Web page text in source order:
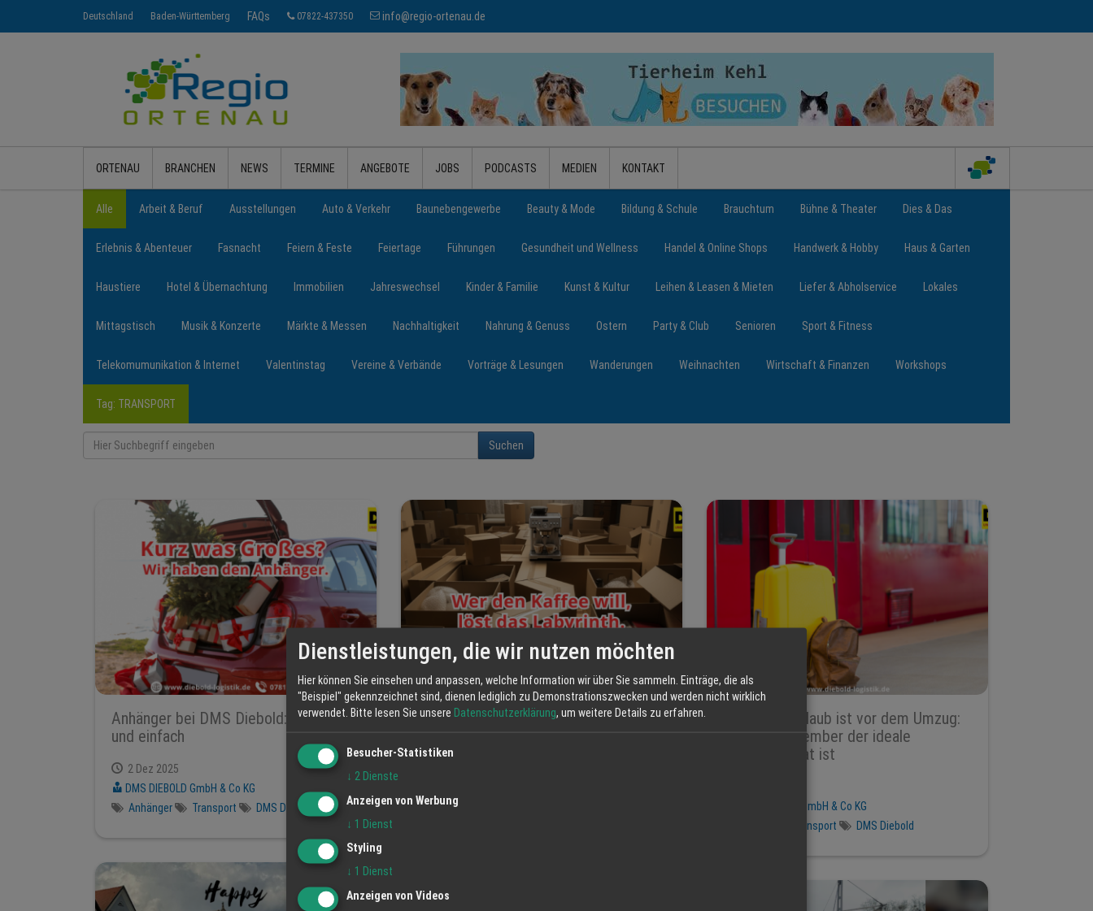
Deutschland Baden-Württemberg FAQs 07822-437350 info@regio-ortenau.de
ORTENAU BRANCHEN NEWS TERMINE ANGEBOTE JOBS PODCASTS MEDIEN KONTAKT
Alle Arbeit & Beruf Ausstellungen Auto & Verkehr Baunebengewerbe Beauty & Mode Bildung & Schule Brauchtum Bühne & Theater Dies & Das
Erlebnis & Abenteuer Fasnacht Feiern & Feste Feiertage Führungen Gesundheit und Wellness Handel & Online Shops Handwerk & Hobby Haus & Garten
Haustiere Hotel & Übernachtung Immobilien Jahreswechsel Kinder & Familie Kunst & Kultur Leihen & Leasen & Mieten Liefer & Abholservice Lokales
Mittagstisch Musik & Konzerte Märkte & Messen Nachhaltigkeit Nahrung & Genuss Ostern Party & Club Senioren Sport & Fitness
Telekomumunikation & Internet Valentinstag Vereine & Verbände Vorträge & Lesungen Wanderungen Weihnachten Wirtschaft & Finanzen Workshops
Tag: TRANSPORT
Suchen
Anhänger bei DMS Diebold: flexibel
und einfach
2 Dez 2025
DMS DIEBOLD GmbH & Co KG
Anhänger
Transport DMS Diebold
Umzugs-Escape-Room
10 Okt 2025
Nach dem Urlaub ist vor dem Umzug:
Warum September der ideale
Umzugsmonat ist
DMS DIEBOLD GmbH & Co KG
Transport DMS Diebold
Dienstleistungen, die wir nutzen möchten
Hier können Sie einsehen und anpassen, welche Information wir über Sie sammeln. Einträge, die als
"Beispiel" gekennzeichnet sind, dienen lediglich zu Demonstrationszwecken und werden nicht wirklich
verwendet. Bitte lesen Sie unsere Datenschutzerklärung, um weitere Details zu erfahren.
Besucher-Statistiken
↓ 2 Dienste
Anzeigen von Werbung
↓ 1 Dienst
Styling
↓ 1 Dienst
Anzeigen von Videos